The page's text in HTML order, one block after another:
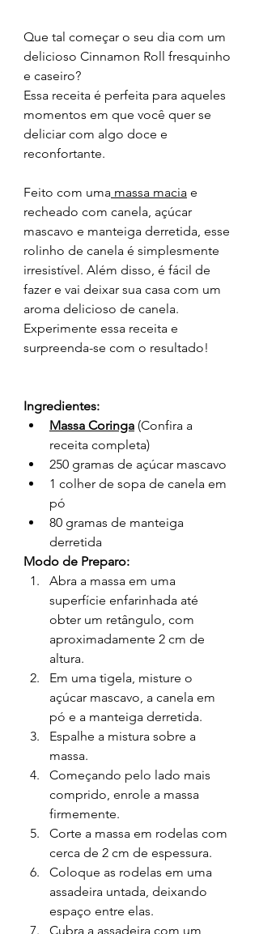
Que tal começar o seu dia com um
delicioso Cinnamon Roll fresquinho
e caseiro?
Essa receita é perfeita para aqueles
momentos em que você quer se
deliciar com algo doce e
reconfortante.
Feito com uma massa macia e
recheado com canela, açúcar
mascavo e manteiga derretida, esse
rolinho de canela é simplesmente
irresistível. Além disso, é fácil de
fazer e vai deixar sua casa com um
aroma delicioso de canela.
Experimente essa receita e
surpreenda-se com o resultado!
Ingredientes:
Massa Coringa (Confira a
receita completa)
250 gramas de açúcar mascavo
1 colher de sopa de canela em
pó
80 gramas de manteiga
derretida
Modo de Preparo:
Abra a massa em uma
superfície enfarinhada até
obter um retângulo, com
aproximadamente 2 cm de
altura.
Em uma tigela, misture o
açúcar mascavo, a canela em
pó e a manteiga derretida.
Espalhe a mistura sobre a
massa.
Começando pelo lado mais
comprido, enrole a massa
firmemente.
Corte a massa em rodelas com
cerca de 2 cm de espessura.
Coloque as rodelas em uma
assadeira untada, deixando
espaço entre elas.
Cubra a assadeira com um